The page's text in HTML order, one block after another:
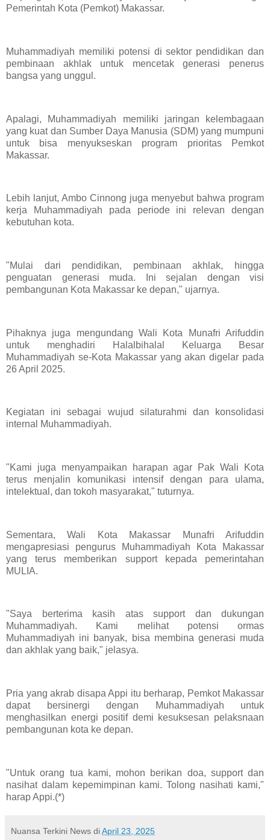
Pemerintah Kota (Pemkot) Makassar.
Muhammadiyah memiliki potensi di sektor pendidikan dan
pembinaan akhlak untuk mencetak generasi penerus
bangsa yang unggul.
Apalagi, Muhammadiyah memiliki jaringan kelembagaan
yang kuat dan Sumber Daya Manusia (SDM) yang mumpuni
untuk bisa menyukseskan program prioritas Pemkot
Makassar.
Lebih lanjut, Ambo Cinnong juga menyebut bahwa program
kerja Muhammadiyah pada periode ini relevan dengan
kebutuhan kota.
"Mulai dari pendidikan, pembinaan akhlak, hingga
penguatan generasi muda. Ini sejalan dengan visi
pembangunan Kota Makassar ke depan," ujarnya.
Pihaknya juga mengundang Wali Kota Munafri Arifuddin
untuk menghadiri Halalbihalal Keluarga Besar
Muhammadiyah se-Kota Makassar yang akan digelar pada
26 April 2025.
Kegiatan ini sebagai wujud silaturahmi dan konsolidasi
internal Muhammadiyah.
"Kami juga menyampaikan harapan agar Pak Wali Kota
terus menjalin komunikasi intensif dengan para ulama,
intelektual, dan tokoh masyarakat," tuturnya.
Sementara, Wali Kota Makassar Munafri Arifuddin
mengapresiasi pengurus Muhammadiyah Kota Makassar
yang terus memberikan support kepada pemerintahan
MULIA.
"Saya berterima kasih atas support dan dukungan
Muhammadiyah. Kami melihat potensi ormas
Muhammadiyah ini banyak, bisa membina generasi muda
dan akhlak yang baik," jelasya.
Pria yang akrab disapa Appi itu berharap, Pemkot Makassar
dapat bersinergi dengan Muhammadiyah untuk
menghasilkan energi positif demi kesuksesan pelaksnaan
pembangunan kota ke depan.
"Untuk orang tua kami, mohon berikan doa, support dan
nasihat dalam kepemimpinan kami. Tolong nasihati kami,"
harap Appi.(*)
Nuansa Terkini News diApril 23, 2025